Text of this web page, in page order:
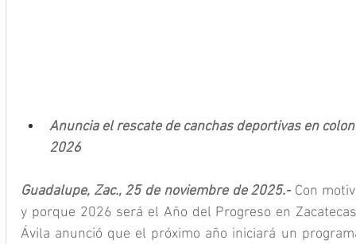
Anuncia el rescate de canchas deportivas en
2026
Guadalupe, Zac., 25 de noviembre de 2025.- Con
y porque 2026 será el Año del Progreso en
Ávila anunció que el próximo año iniciará un